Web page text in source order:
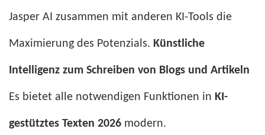
Jasper AI zusammen mit anderen KI-Tools die
Maximierung des Potenzials. Künstliche
Intelligenz zum Schreiben von Blogs und Artikeln
Es bietet alle notwendigen Funktionen in KI-
gestütztes Texten 2026 modern.